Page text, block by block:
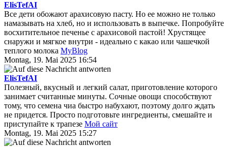
ElisTefAI
Все дети обожают арахисовую пасту. Но ее можно не только
намазывать на хлеб, но и использовать в выпечке. Попробуйте
восхитительное печенье с арахисовой пастой! Хрустящее
снаружи и мягкое внутри - идеально с какао или чашечкой
теплого молока MyBlog
Montag, 19. Mai 2025 16:54
ElisTefAI
Полезный, вкусный и легкий салат, приготовление которого
занимает считанные минуты. Сочные овощи способствуют
тому, что семена чиа быстро набухают, поэтому долго ждать
не придется. Просто подготовьте ингредиенты, смешайте и
приступайте к трапезе Мой сайт
Montag, 19. Mai 2025 15:27